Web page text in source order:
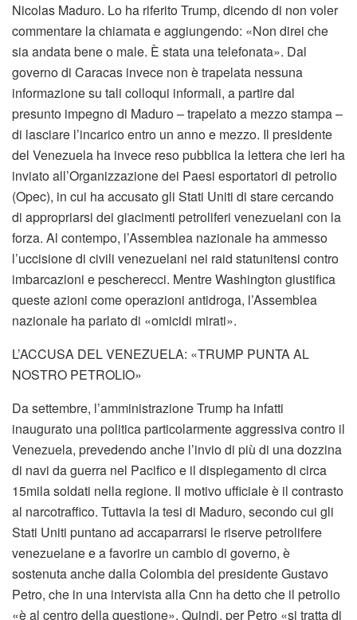
Nicolas Maduro. Lo ha riferito Trump, dicendo di non voler
commentare la chiamata e aggiungendo: «Non direi che
sia andata bene o male. È stata una telefonata». Dal
governo di Caracas invece non è trapelata nessuna
informazione su tali colloqui informali, a partire dal
presunto impegno di Maduro – trapelato a mezzo stampa –
di lasciare l’incarico entro un anno e mezzo. Il presidente
del Venezuela ha invece reso pubblica la lettera che ieri ha
inviato all’Organizzazione dei Paesi esportatori di petrolio
(Opec), in cui ha accusato gli Stati Uniti di stare cercando
di appropriarsi dei giacimenti petroliferi venezuelani con la
forza. Al contempo, l’Assemblea nazionale ha ammesso
l’uccisione di civili venezuelani nei raid statunitensi contro
imbarcazioni e pescherecci. Mentre Washington giustifica
queste azioni come operazioni antidroga, l’Assemblea
nazionale ha parlato di «omicidi mirati».
L’ACCUSA DEL VENEZUELA: «TRUMP PUNTA AL
NOSTRO PETROLIO»
Da settembre, l’amministrazione Trump ha infatti
inaugurato una politica particolarmente aggressiva contro il
Venezuela, prevedendo anche l’invio di più di una dozzina
di navi da guerra nel Pacifico e il dispiegamento di circa
15mila soldati nella regione. Il motivo ufficiale è il contrasto
al narcotraffico. Tuttavia la tesi di Maduro, secondo cui gli
Stati Uniti puntano ad accaparrarsi le riserve petrolifere
venezuelane e a favorire un cambio di governo, è
sostenuta anche dalla Colombia del presidente Gustavo
Petro, che in una intervista alla Cnn ha detto che il petrolio
«è al centro della questione». Quindi, per Petro «si tratta di